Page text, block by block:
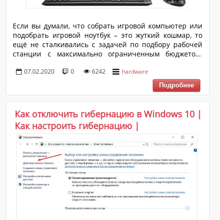
Если вы думали, что собрать игровой компьютер или
подобрать игровой ноутбук – это жуткий кошмар, то
ещё не сталкивались с задачей по подбору рабочей
станции с максимально ограниченным бюджетом.
условия работы – это упор на производительность, для
обеспечения комфортного игрового процесса, то в
подборе офисного компьютера переменных в разы
больше. Офисный ПК в современных реалиях
корпоративных задач должен не только
демонстрировать отличный баланс между
производительностью и качеством работы системы
охлаждения, но и просто обязан иметь качественн...
07.02.2020 0 6242 hardware
Как отключить гибернацию в Windows 10 |
Как настроить гибернацию |